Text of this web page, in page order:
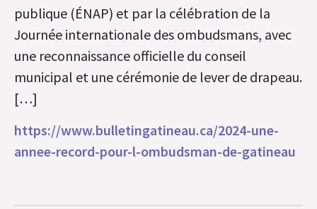
publique (ÉNAP) et par la célébration de la
Journée internationale des ombudsmans, avec
une reconnaissance officielle du conseil
municipal et une cérémonie de lever de drapeau.
[…]
https://www.bulletingatineau.ca/2024-une-
annee-record-pour-l-ombudsman-de-gatineau